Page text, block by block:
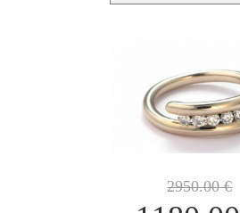
2950.00€